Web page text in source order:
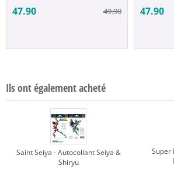
47.90 49.90 47.90
Ils ont également acheté
Saint Seiya - Autocollant Seiya &
Shiryu
Super